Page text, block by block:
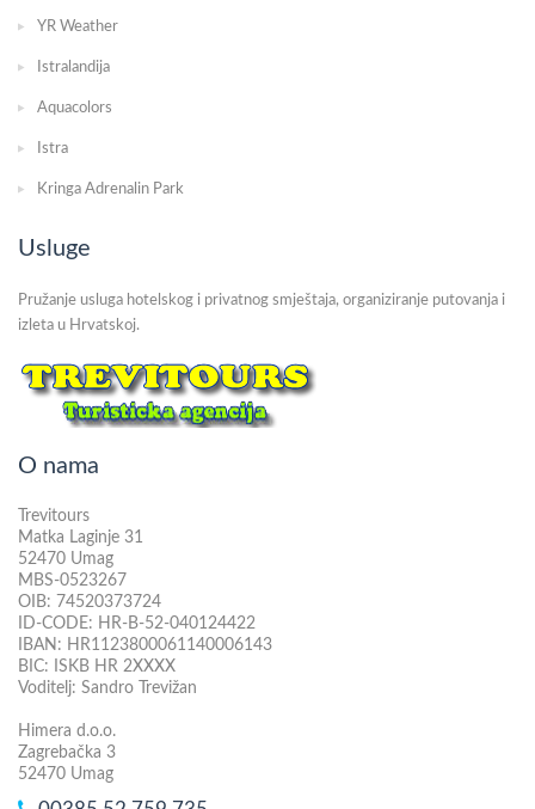
YR Weather
Istralandija
Aquacolors
Istra
Kringa Adrenalin Park
Usluge
Pružanje usluga hotelskog i privatnog smještaja, organiziranje putovanja i
izleta u Hrvatskoj.
O nama
Trevitours
Matka Laginje 31
52470 Umag
MBS-0523267
OIB: 74520373724
ID-CODE: HR-B-52-040124422
IBAN: HR1123800061140006143
BIC: ISKB HR 2XXXX
Voditelj: Sandro Trevižan
Himera d.o.o.
Zagrebačka 3
52470 Umag